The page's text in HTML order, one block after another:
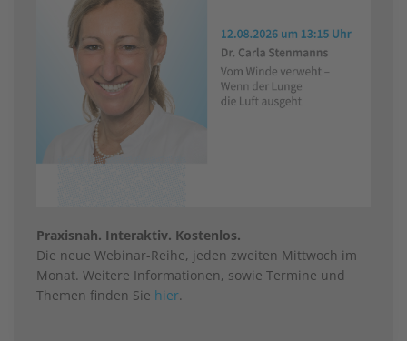
Praxisnah. Interaktiv. Kostenlos.
Die neue Webinar-Reihe, jeden zweiten Mittwoch im
Monat. Weitere Informationen, sowie Termine und
Themen finden Sie hier.